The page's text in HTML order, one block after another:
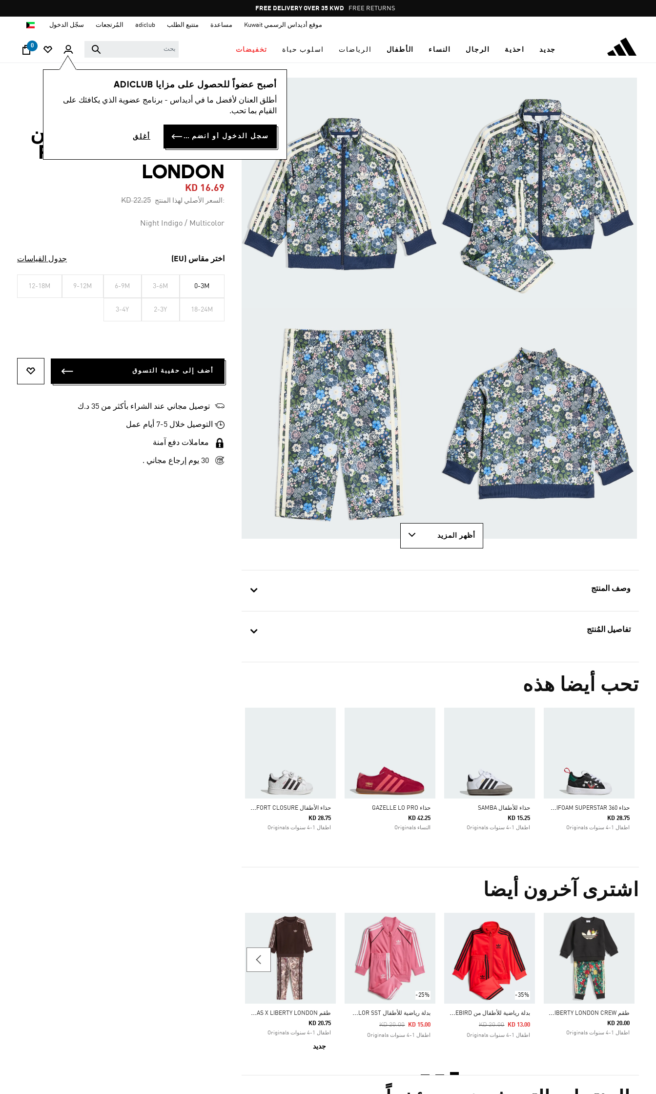
Pause
promotion
FREE DELIVERY OVER 35 KWD FREE RETURNS
موقع أديداس الرسمي Kuwait مساعدة متتبع الطلب adiclub المُرتجعات سجّل الدخول
جديد احذية الرجال النساء الأطفال الرياضات اسلوب حياة تخفيضات
0
أصبح عضواً للحصول على مزايا ADICLUB
أطلق العنان لأفضل ما في أديداس - برنامج عضوية الذي يكافئك على
القيام بما تحب.
سجل الدخول أو انضم الآن أغلق
أظهر المزيد
وصف المنتج
تفاصيل المُنتج
تحب أيضا هذه
ح
ذاء ADIDAS DISNEY ADIFOAM SUPERSTAR 360
KD 28.75
اطفال 1-4 سنوات Originals
حذاء للأطفال SAMBA
KD 15.25
اطفال 1-4 سنوات Originals
حذاء GAZELLE LO PRO
KD 42.25
النساء Originals
ح
ذاء الأطفال ADIDAS DISNEY SUPERSTAR II COMFORT CLOSURE
KD 28.75
اطفال 1-4 سنوات Originals
اشترى آخرون أيضا
ط
قم ADIDAS ORIGINALS X LIBERTY LONDON CREW
KD 20.00
اطفال 1-4 سنوات Originals
-35%
ب
دلة رياضية للأطفال من ADICOLOR FIREBIRD
Price Reduced From
KD 20.00
To KD 13.00
اطفال 1-4 سنوات Originals
-25%
ب
دلة رياضية للأطفال ADICOLOR SST
Price Reduced From
KD 20.00
To KD 15.00
اطفال 1-4 سنوات Originals
ط
قم ADIDAS X LIBERTY LONDON المكوّن من كنزة فضفاضة بياقة دائرية وبنطال ضيق
KD 20.75
اطفال 1-4 سنوات Originals
جديد
الأطفال الملابس
بدلة رياضية للأطفال من
FIREBIRD X LIBERTY
LONDON
KD 16.69
:السعر الأصلي لهذا المنتج Price reduced from
KD 22.25
to
Night Indigo / Multicolor
اختر مقاس (EU) جدول القياسات
0-3M
3-6M
6-9M
9-12M
12-18M
18-24M
2-3Y
3-4Y
أضف إلى حقيبة التسوق
توصيل مجاني عند الشراء بأكثر من 35 د.ك
التوصيل خلال 5-7 أيام عمل
معاملات دفع آمنة
30 يوم إرجاع مجاني .